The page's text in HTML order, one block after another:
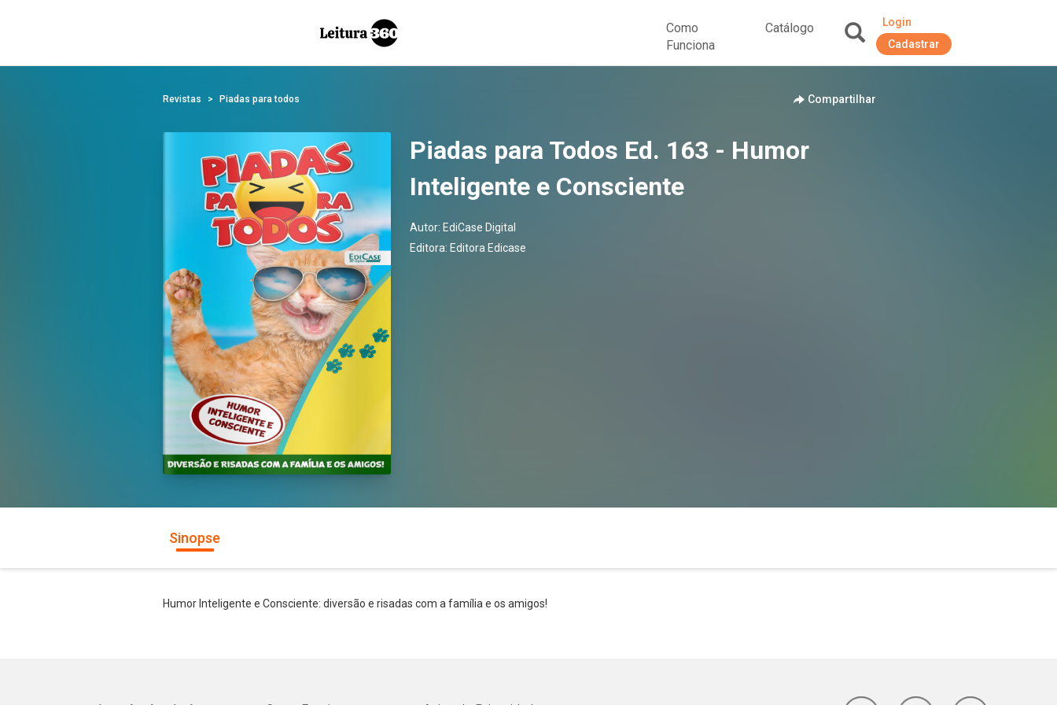
Como
Funciona
Catálogo
Login
Cadastrar
Revistas Piadas para todos Compartilhar
Piadas para Todos Ed. 163 - Humor
Inteligente e Consciente
Autor: EdiCase Digital
Editora: Editora Edicase
Sinopse
Humor Inteligente e Consciente: diversão e risadas com a família e os amigos!
Whatsapp Facebook